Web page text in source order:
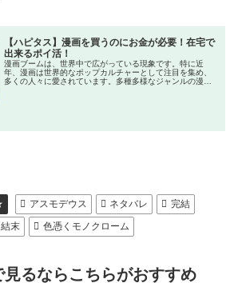
【ハピタス】漫画を買うのにお金が必要！在宅で
出来るポイ活！
漫画ブームは、世界中で広がっている現象です。特に近
年、漫画は世界的なポップカルチャーとして注目を集め、
多くの人々に愛されています。多種多様なジャンルの漫画
アスモデウス ネタバレ
完結
結末 色憑くモノクローム
見るならこちらがおすすめ